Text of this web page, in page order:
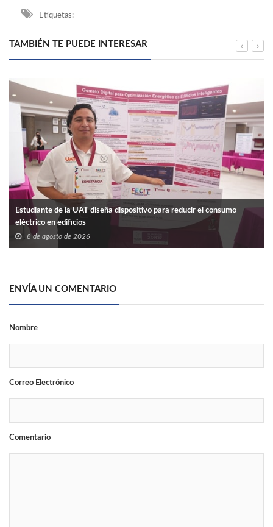
Etiquetas:
TAMBIÉN TE PUEDE INTERESAR
Estudiante de la UAT diseña dispositivo para reducir el consumo
eléctrico en edificios
8 de agosto de 2026
ENVÍA UN COMENTARIO
Nombre
Correo Electrónico
Comentario